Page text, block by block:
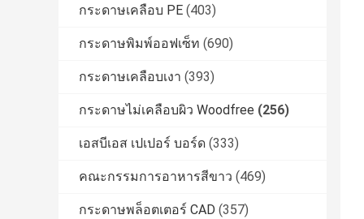
กระดาษเคลือบ PE (403)
กระดาษพิมพ์ออฟเซ็ท (690)
กระดาษเคลือบเงา (393)
กระดาษไม่เคลือบผิว Woodfree (256)
เอสบีเอส เปเปอร์ บอร์ด (333)
คณะกรรมการอาหารสีขาว (469)
กระดาษพล็อตเตอร์ CAD (357)